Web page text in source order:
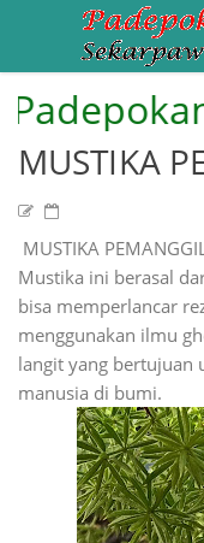
HOME PROFIL
AZIMAH AMPUH
MUSTIKA
MUSTIKA
Mustika ini berasal
bisa memperlancar
menggunakan ilmu
langit yang bertujuan
manusia di bumi.